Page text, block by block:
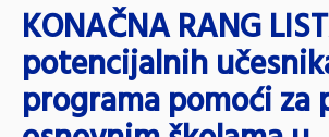
KONAČNA RANG
potencijalnih
programa pomoći za